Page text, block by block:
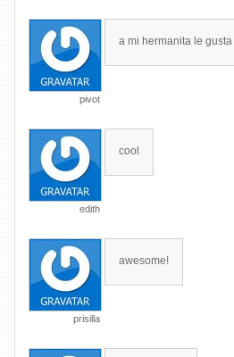
pivot
a mi hermanita le
edith
cool
prisilla
awesome!